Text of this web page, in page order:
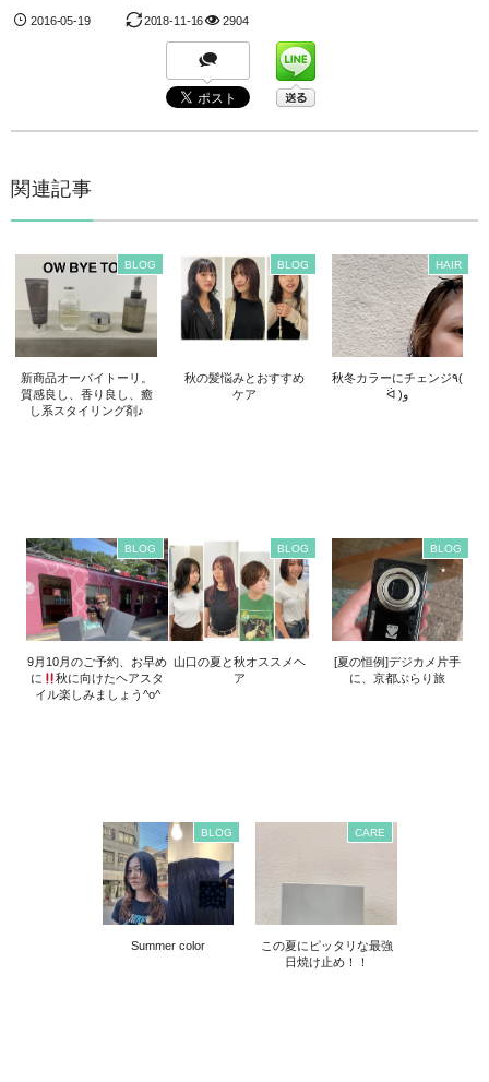
2016-05-19 2018-11-16 2904
関連記事
BLOG
新商品オーバイトーリ。
質感良し、香り良し、癒
し系スタイリング剤♪
BLOG
秋の髪悩みとおすすめ
ケア
HAIR
秋冬カラーにチェンジ٩(
ᐛ )و
BLOG
9月10月のご予約、お早め
に
秋に向けたヘアスタ
イル楽しみましょう^o^
BLOG
山口の夏と秋オススメヘ
ア
BLOG
[夏の恒例]デジカメ片手
に、京都ぶらり旅
BLOG
Summer color
CARE
この夏にピッタリな最強
日焼け止め！！